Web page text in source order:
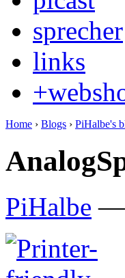
sprecher
links
Home › Blogs › PiHalbe's
PiHalbe —